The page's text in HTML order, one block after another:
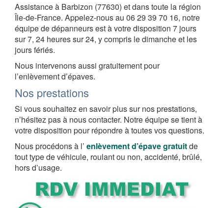
Assistance à Barbizon (77630) et dans toute la région
Île-de-France. Appelez-nous au 06 29 39 70 16, notre
équipe de dépanneurs est à votre disposition 7 jours
sur 7, 24 heures sur 24, y compris le dimanche et les
jours fériés.
Nous intervenons aussi gratuitement pour
l’enlèvement d’épaves.
Nos prestations
Si vous souhaitez en savoir plus sur nos prestations,
n’hésitez pas à nous contacter. Notre équipe se tient à
votre disposition pour répondre à toutes vos questions.
Nous procédons à l’ enlèvement d’épave gratuitde
tout type de véhicule, roulant ou non, accidenté, brûlé,
hors d’usage.